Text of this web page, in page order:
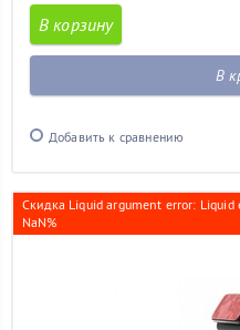
В корзину
В
Добавить к сравнению
Скидка Liquid argument error: Liquid
NaN%